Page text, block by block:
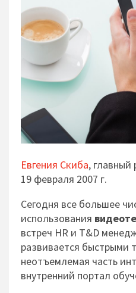
Евгения Скиба, главный
19 февраля 2007 г.
Сегодня все большее
использования
встреч HR и T&D
развивается быстрыми
неотъемлемая часть
внутренний портал